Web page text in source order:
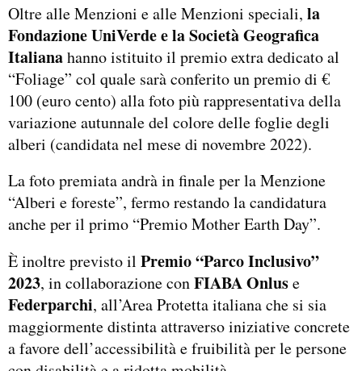
Oltre alle Menzioni e alle Menzioni speciali, la
Fondazione UniVerde e la Società Geografica
Italianahanno istituito il premio extra dedicato al
“Foliage” col quale sarà conferito un premio di €
100 (euro cento) alla foto più rappresentativa della
variazione autunnale del colore delle foglie degli
alberi (candidata nel mese di novembre 2022).
La foto premiata andrà in finale per la Menzione
“Alberi e foreste”, fermo restando la candidatura
anche per il primo “Premio Mother Earth Day”.
È inoltre previsto il Premio “Parco Inclusivo”
2023, in collaborazione conFIABA Onluse
Federparchi, all’Area Protetta italiana che si sia
maggiormente distinta attraverso iniziative concrete
a favore dell’accessibilità e fruibilità per le persone